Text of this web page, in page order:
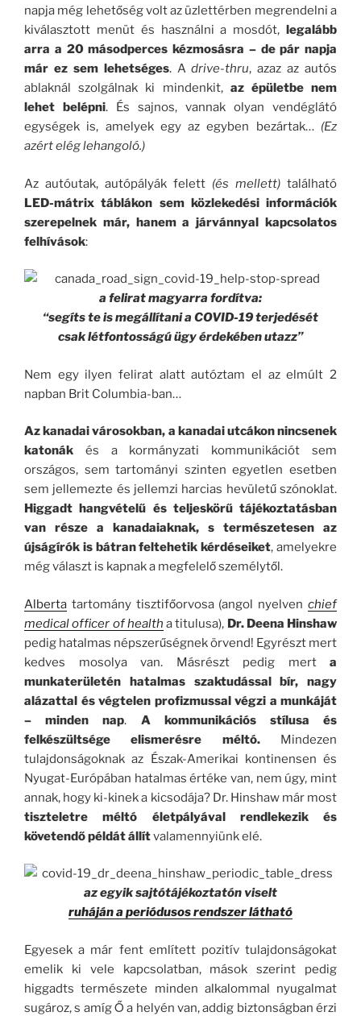
napja még lehetőség volt az üzlettérben megrendelni a
kiválasztott menüt és használni a mosdót,
legalább
arra a 20 másodperces kézmosásra – de pár napja
már ez sem lehetséges. Adrive-thru, azaz az autós
ablaknál szolgálnak ki mindenkit, az épületbe nem
lehet belépni. És sajnos, vannak olyan vendéglátó
egységek is, amelyek egy az egyben bezártak… (Ez
azért elég lehangoló.)
Az autóutak, autópályák felett (és mellett) található
LED-mátrix táblákon sem közlekedési információk
szerepelnek már, hanem a járvánnyal kapcsolatos
felhívások:
a felirat magyarra fordítva:
“segíts te is megállítani a COVID-19 terjedését
csak létfontosságú ügy érdekében utazz”
Nem egy ilyen felirat alatt autóztam el az elmúlt 2
napban Brit Columbia-ban…
Az kanadai városokban, a kanadai utcákon nincsenek
katonák és a kormányzati kommunikációt sem
országos, sem tartományi szinten egyetlen esetben
sem jellemezte és jellemzi harcias hevületű szónoklat.
Higgadt hangvételű és teljeskörű tájékoztatásban
van része a kanadaiaknak, s természetesen az
újságírók is bátran feltehetik kérdéseiket, amelyekre
még választ is kapnak a megfelelő személytől.
Alberta tartomány tisztifőorvosa (angol nyelven chief
medical officer of health a titulusa), Dr. Deena Hinshaw
pedig hatalmas népszerűségnek örvend! Egyrészt mert
kedves mosolya van. Másrészt pedig mert a
munkaterületén hatalmas szaktudással bír, nagy
alázattal és végtelen profizmussal végzi a munkáját
– minden nap. A kommunikációs stílusa és
felkészültsége elismerésre méltó. Mindezen
tulajdonságoknak az Észak-Amerikai kontinensen és
Nyugat-Európában hatalmas értéke van, nem úgy, mint
annak, hogy ki-kinek a kicsodája? Dr. Hinshaw már most
tiszteletre méltó életpályával rendlekezik és
követendő példát állítvalamennyiünk elé.
az egyik sajtótájékoztatón viselt
ruháján a periódusos rendszer látható
Egyesek a már fent említett pozitív tulajdonságokat
emelik ki vele kapcsolatban, mások szerint pedig
higgadts természete minden alkalommal nyugalmat
sugároz, s amíg Ő a helyén van, addig biztonságban érzi